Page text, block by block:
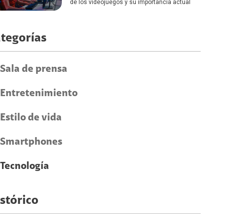
de los videojuegos y su importancia actual
Sala de prensa
Entretenimiento
Estilo de vida
Smartphones
Tecnología